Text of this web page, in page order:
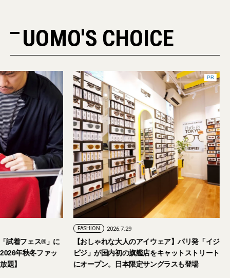
UOMO'S CHOICE
試着フェス®︎」に
年秋冬ファッ
題】
PR
FASHION 2026.7.29
【おしゃれな大人のアイウェア】パリ発「イジ
ピジ」が国内初の旗艦店をキャットストリート
にオープン。日本限定サングラスも登場